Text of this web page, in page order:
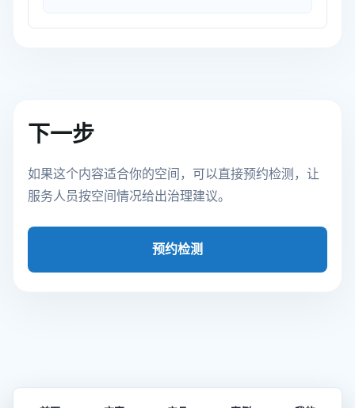
下一步
如果这个内容适合你的空间，可以直接预约检测，让
服务人员按空间情况给出治理建议。
预约检测